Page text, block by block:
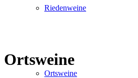
Riedenweine
Ortsweine
Ortsweine